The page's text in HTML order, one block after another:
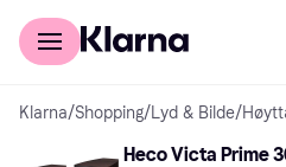
For kunder
Klarna/Shopping/Lyd & Bilde/
Heco Victa Prime